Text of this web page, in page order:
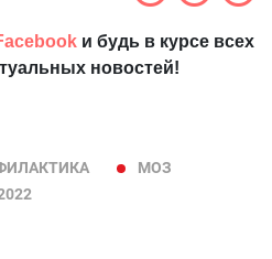
и будь в курсе всех
новостей!
МОЗ